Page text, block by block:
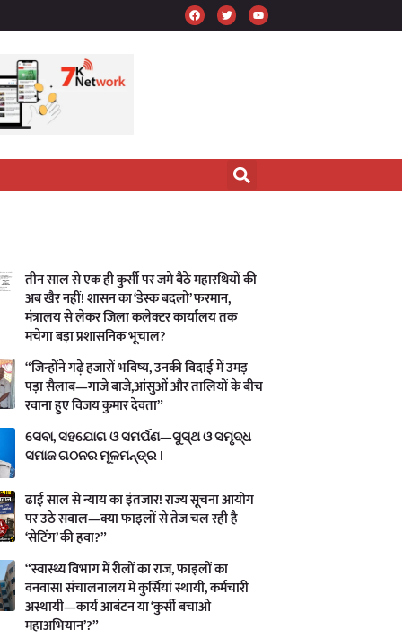
तीन साल से एक ही कुर्सी पर जमे बैठे महारथियों की
अब खैर नहीं! शासन का ‘डेस्क बदलो’ फरमान,
मंत्रालय से लेकर जिला कलेक्टर कार्यालय तक
मचेगा बड़ा प्रशासनिक भूचाल?
“जिन्होंने गढ़े हजारों भविष्य, उनकी विदाई में उमड़
पड़ा सैलाब—गाजे बाजे,आंसुओं और तालियों के बीच
रवाना हुए विजय कुमार देवता”
ସେବା, ସହଯୋଗ ଓ ସମର୍ପଣ—ସୁସ୍ଥ ଓ ସମୃଦ୍ଧ
ସମାଜ ଗଠନର ମୂଳମନ୍ତ୍ର ।
ढाई साल से न्याय का इंतजार! राज्य सूचना आयोग
पर उठे सवाल—क्या फाइलों से तेज चल रही है
‘सेटिंग’ की हवा?”
“स्वास्थ्य विभाग में रीलों का राज, फाइलों का
वनवास! संचालनालय में कुर्सियां स्थायी, कर्मचारी
अस्थायी—कार्य आबंटन या ‘कुर्सी बचाओ
महाअभियान’?”